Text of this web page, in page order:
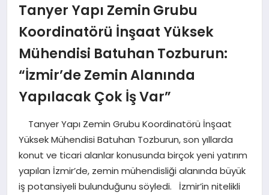
SIYASET
TEKNOLOJI
EĞITIM
MAGAZIN
SPOR
YAŞAM
Tanyer Yapı Zemin Grubu
Koordinatörü İnşaat Yüksek
Mühendisi Batuhan Tozburun:
“İzmir’de Zemin Alanında
Yapılacak Çok İş Var”
Tanyer Yapı Zemin Grubu Koordinatörü İnşaat
Yüksek Mühendisi Batuhan Tozburun, son yıllarda
konut ve ticari alanlar konusunda birçok yeni yatırım
yapılan İzmir’de, zemin mühendisliği alanında büyük
iş potansiyeli bulunduğunu söyledi. İzmir’in nitelikli